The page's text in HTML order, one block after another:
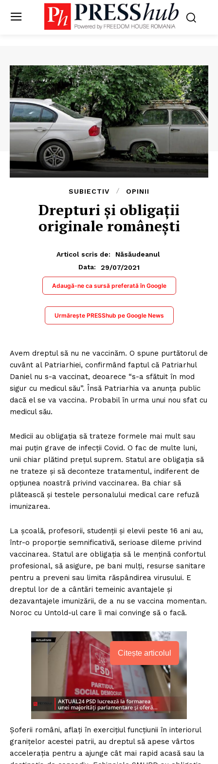
SUBIECTIV OPINII
Drepturi și obligații
originale românești
Articol scris de:
Năsăudeanul
Data:
29/07/2021
Adaugă-ne ca sursă preferată în Google
Urmărește PRESShub pe Google News
Avem dreptul să nu ne vaccinăm. O spune purtătorul de
cuvânt al Patriarhiei, confirmând faptul că Patriarhul
Daniel nu s-a vaccinat, deoarece “s-a sfătuit în mod
sigur cu medicul său”. Însă Patriarhia va anunța public
dacă el se va vaccina. Probabil în urma unui nou sfat cu
medicul său.
Medicii au obligația să trateze formele mai mult sau
mai puțin grave de infecții Covid. O fac de multe luni,
unii chiar plătind prețul suprem. Statul are obligația să
ne trateze și să deconteze tratamentul, indiferent de
opțiunea noastră privind vaccinarea. Ba chiar să
plătească și testele personalului medical care refuză
imunizarea.
La școală, profesorii, studenții și elevii peste 16 ani au,
într-o proporție semnificativă, serioase dileme privind
vaccinarea. Statul are obligația să le mențină confortul
profesional, să asigure, pe bani mulți, resurse sanitare
pentru a preveni sau limita răspândirea virusului. E
dreptul lor de a cântări temeinic avantajele și
dezavantajele imunizării, de a nu se vaccina momentan.
Noroc cu Untold-ul care îi mai convinge să o facă.
Citește articolul
Șoferii români, aflați în exercițiul funcțiunii în interiorul
granițelor acestei patrii, au dreptul să apese vârtos
accelerația pentru a ajunge cât mai rapid acasă sau la